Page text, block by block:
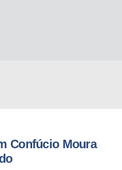
Confúcio Moura